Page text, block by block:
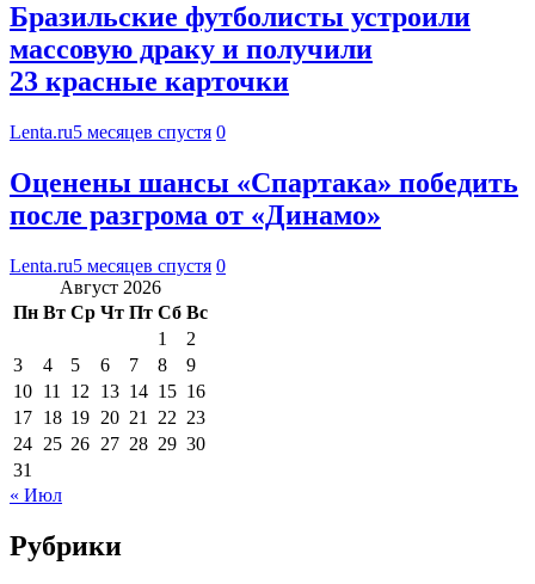
Бразильские футболисты устроили
массовую драку и получили
23 красные карточки
Lenta.ru5 месяцев спустя 0
Оценены шансы «Спартака» победить
после разгрома от «Динамо»
Lenta.ru5 месяцев спустя 0
Август 2026
Пн Вт Ср Чт Пт Сб Вс
1
2
3
4 5 6 7 8
9
10 11 12 13 14 15 16
17 18 19 20 21 22 23
24 25 26 27 28 29 30
31
« Июл
Рубрики